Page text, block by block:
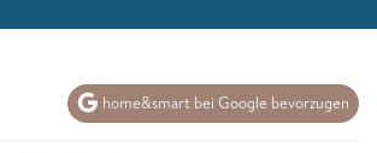
home&smart bei Google bevorzugen